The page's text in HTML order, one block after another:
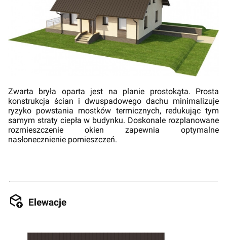
Zwarta bryła oparta jest na planie prostokąta. Prosta
konstrukcja ścian i dwuspadowego dachu minimalizuje
ryzyko powstania mostków termicznych, redukując tym
samym straty ciepła w budynku. Doskonale rozplanowane
rozmieszczenie okien zapewnia optymalne
nasłonecznienie pomieszczeń.
Elewacje